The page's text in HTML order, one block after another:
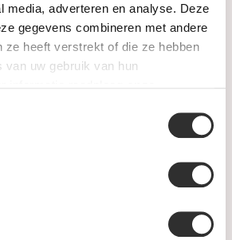
media, adverteren en analyse. Deze
gegevens combineren met andere
ze heeft verstrekt of die ze hebben
uw gebruik van hun